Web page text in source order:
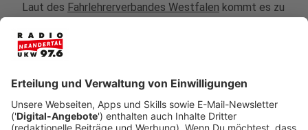
Laut des Fahrlehrerverbandes Westfalen kommt es zu
Region gibt es dabei allerdings große Unterschiede.
Sobald ein Fahrlehrer merkt, dass ein Fahrschüler
Vorlauf von knapp drei Wochen einen Wunschtermin
beim TÜV an. Die Verschiebung beginnt aber erst ab
diesem Wunschtermin. Teilweise kann es also bis zu